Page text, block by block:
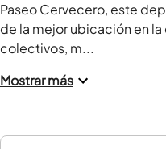
Paseo Cervecero, este
de la mejor ubicación en
colectivos, m...
Mostrar más